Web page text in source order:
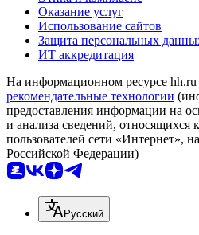
Оказание услуг
Использование сайтов
Защита персональных
ИТ аккредитация
На информационном ресурсе hh.ru
рекомендательные технологии
предоставления информации на
и анализа сведений, относящихся
пользователей сети «Интернет»,
Российской Федерации)
Русский